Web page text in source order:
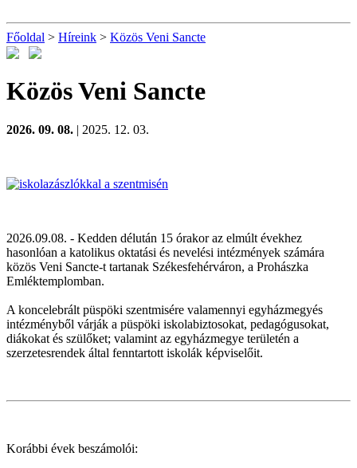
Főoldal > Híreink > Közös Veni Sancte
Közös Veni Sancte
2026. 09. 08. | 2025. 12. 03.
2026.09.08. - Kedden délután 15 órakor az elmúlt évekhez
hasonlóan a katolikus oktatási és nevelési intézmények számára
közös Veni Sancte-t tartanak Székesfehérváron, a Prohászka
Emléktemplomban.
A koncelebrált püspöki szentmisére valamennyi egyházmegyés
intézményből várják a püspöki iskolabiztosokat, pedagógusokat,
diákokat és szülőket; valamint az egyházmegye területén a
szerzetesrendek által fenntartott iskolák képviselőit.
Korábbi évek beszámolói: